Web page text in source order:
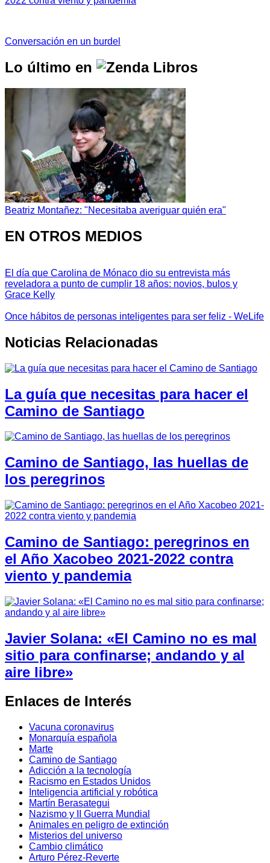
Conversación en un burdel
Lo último en
Beatriz Montañez: "Necesitaba averiguar quién era"
EN OTROS MEDIOS
El día que Carolina de Mónaco dio su entrevista más
reveladora a punto de cumplir 18 años: novios, bulos y
Grace Kelly
Once hábitos de personas inteligentes para ser feliz - WeLife
Noticias Relacionadas
La guía que necesitas para hacer el
Camino de Santiago
Camino de Santiago, las huellas de
los peregrinos
Camino de Santiago: peregrinos en
el Año Xacobeo 2021-2022 contra
viento y pandemia
Javier Solana: «El Camino no es mal
sitio para confinarse; andando y al
aire libre»
Enlaces de Interés
Vacuna coronavirus
Monarquía española
Marte
Camino de Santiago
Adicción a la tecnología
Racismo en Estados Unidos
Inteligencia artificial y robótica
Martín Berasategui
Nazismo y II Guerra Mundial
Animales en peligro de extinción
Misterios del universo
Cambio climático
Arturo Pérez-Reverte